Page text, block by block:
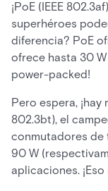
¡PoE (IEEE
superhéroes
diferencia? PoE
ofrece hasta 30
power-packed!
Pero espera, ¡hay
802.3bt), el
conmutadores de
90 W
aplicaciones.